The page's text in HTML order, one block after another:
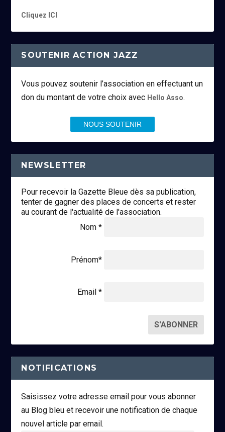
Cliquez ICI
SOUTENIR ACTION JAZZ
Vous pouvez soutenir l’association en effectuant un
don du montant de votre choix avec Hello Asso.
NOUS SOUTENIR
NEWSLETTER
Pour recevoir la Gazette Bleue dès sa publication,
tenter de gagner des places de concerts et rester
au courant de l'actualité de l'association.
Nom *
Prénom*
Email *
NOTIFICATIONS
Saisissez votre adresse email pour vous abonner
au Blog bleu et recevoir une notification de chaque
nouvel article par email.